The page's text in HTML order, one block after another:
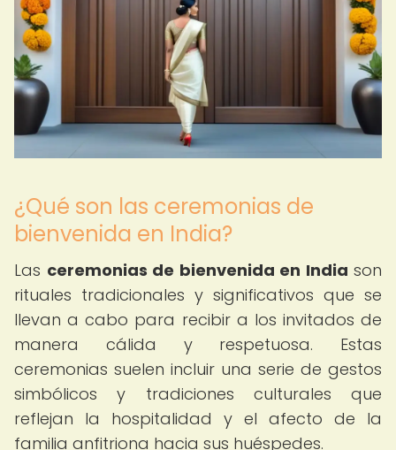
¿Qué son las ceremonias de
bienvenida en India?
Las ceremonias de bienvenida en India son
rituales tradicionales y significativos que se
llevan a cabo para recibir a los invitados de
manera cálida y respetuosa. Estas
ceremonias suelen incluir una serie de gestos
simbólicos y tradiciones culturales que
reflejan la hospitalidad y el afecto de la
familia anfitriona hacia sus huéspedes.